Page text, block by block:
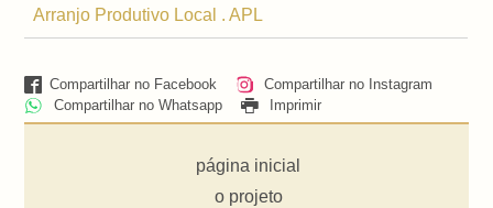
Arranjo Produtivo Local . APL
Compartilhar no Facebook
Compartilhar no Instagram
Compartilhar no Whatsapp
Imprimir
página inicial
o projeto